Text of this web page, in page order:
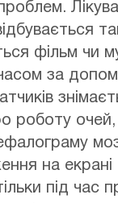
фільм чи
за
роботу
на екрані
під час